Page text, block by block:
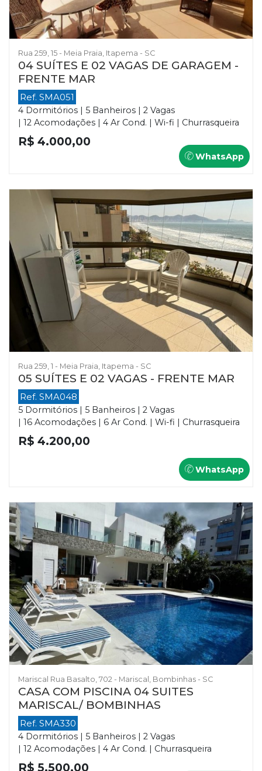
Rua 259, 15 - Meia Praia, Itapema - SC
04 SUÍTES E 02 VAGAS DE GARAGEM -
FRENTE MAR
Ref. SMA051
4 Dormitórios | 5 Banheiros | 2 Vagas
| 12 Acomodações | 4 Ar Cond. | Wi-fi | Churrasqueira
R$ 4.000,00
WhatsApp
Rua 259, 1 - Meia Praia, Itapema - SC
05 SUÍTES E 02 VAGAS - FRENTE MAR
Ref. SMA048
5 Dormitórios | 5 Banheiros | 2 Vagas
| 16 Acomodações | 6 Ar Cond. | Wi-fi | Churrasqueira
R$ 4.200,00
WhatsApp
Mariscal Rua Basalto, 702 - Mariscal, Bombinhas - SC
CASA COM PISCINA 04 SUITES
MARISCAL/ BOMBINHAS
Ref. SMA330
4 Dormitórios | 5 Banheiros | 2 Vagas
| 12 Acomodações | 4 Ar Cond. | Churrasqueira
R$ 5.500,00